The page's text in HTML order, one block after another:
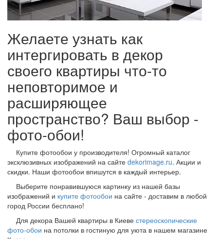
Желаете узнать как
интергировать в декор
своего квартиры что-то
неповторимое и
расширяющее
пространство? Ваш выбор -
фото-обои!
Купите фотообои у производителя! Огромный каталог
эксклюзивных изображений на сайте dekorimage.ru. Акции и
скидки. Наши фотообои впишутся в каждый интерьер.
Выберите понравившуюся картинку из нашей базы
изображений и купите фотообои на сайте - доставим в любой
город России бесплано!
Для декора Вашей квартиры в Киеве стереоскопические
фото-обои на потолки в гостиную для уюта в нашем магазине